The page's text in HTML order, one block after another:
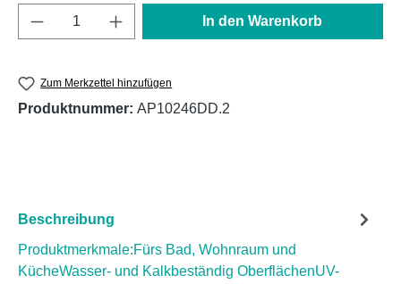
Produkt Anzahl: Gib den gewünschten
In den Warenkorb
Zum Merkzettel hinzufügen
Produktnummer: AP10246DD.2
Beschreibung
Produktmerkmale:Fürs Bad, Wohnraum und
KücheWasser- und Kalkbeständig OberflächenUV-